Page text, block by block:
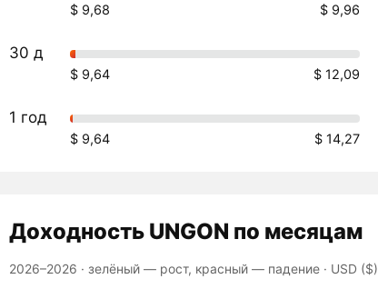
$ 9,68 $ 9,96
30 д
$ 9,64 $ 12,09
1 год
$ 9,64 $ 14,27
ДоходностьUNGON по месяцам
2026–2026 · зелёный — рост, красный — падение· USD ($)